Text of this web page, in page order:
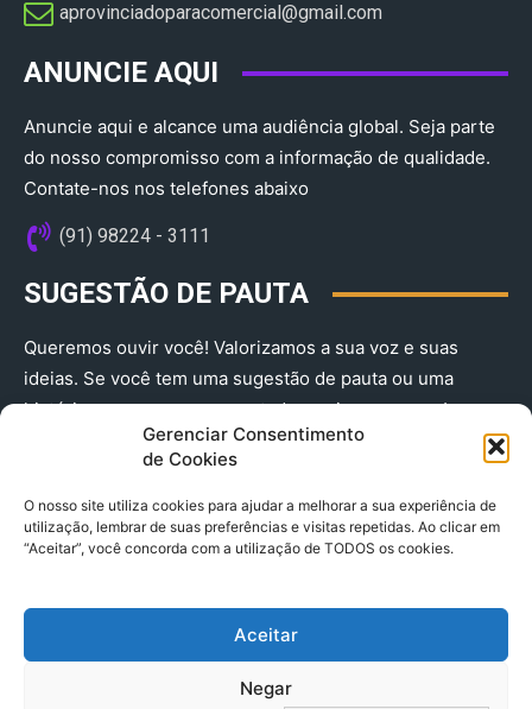
Gerenciar Consentimento
de Cookies
O nosso site utiliza cookies para ajudar a melhorar a sua experiência de
utilização, lembrar de suas preferências e visitas repetidas. Ao clicar em
“Aceitar”, você concorda com a utilização de TODOS os cookies.
Aceitar
Negar
aprovinciadoparacomercial@gmail.com​
ANUNCIE AQUI
Anuncie aqui e alcance uma audiência global. Seja parte
do nosso compromisso com a informação de qualidade.
Contate-nos nos telefones abaixo
(91) 98224 - 3111
SUGESTÃO DE PAUTA
Queremos ouvir você! Valorizamos a sua voz e suas
ideias. Se você tem uma sugestão de pauta ou uma
história que merece ser contada, envie-nos agora!
(91) 98224 - 3111
© 2025 A Província do Pará CNPJ: 04.901.141/0001-36 End .
Trav. Quintino Bocaiuva 2301, Ed. Rogério Fernandez – Sala